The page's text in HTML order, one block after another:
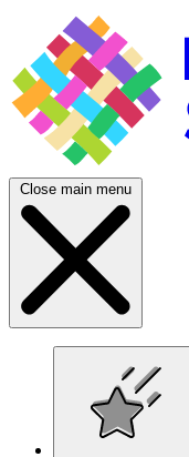
Close main menu